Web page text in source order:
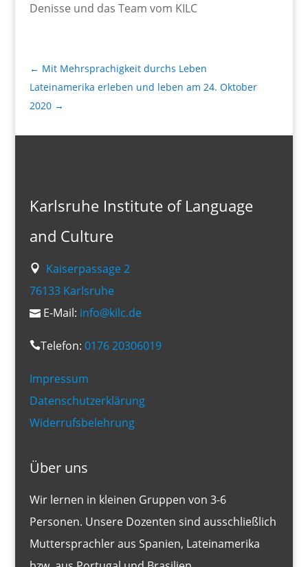
Denisse und das Team vom KILC
← Mit Mehrsprachigkeit durchs Leben
Lateinamerika erleben und leben am 24. Oktober
2020→
Karlsruhe Institute of Language
and Culture
Kaiserpassage 2
76133 Karlsruhe
E-Mail: info@kilc.de
Telefon: 0176 20306019
Impressum
Datenschutzerklärung
Widerrufsbelehrung
Über uns
Wir lernen in kleinen Gruppen von 3-6
Personen. Unsere Dozenten sind ausschließlich
Muttersprachler aus Spanien, Lateinamerika